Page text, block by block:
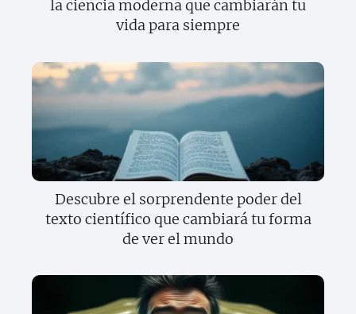
la ciencia moderna que cambiarán tu
vida para siempre
Descubre el sorprendente poder del
texto científico que cambiará tu forma
de ver el mundo